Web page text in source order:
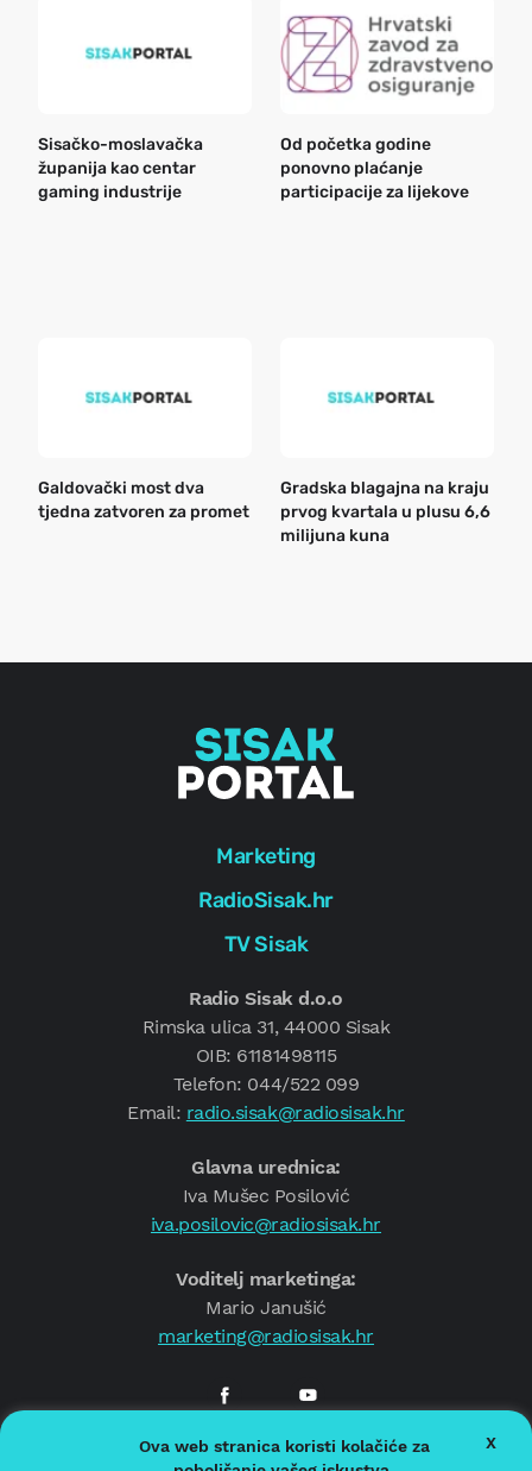
Sisačko-moslavačka
županija kao centar
gaming industrije
Od početka godine
ponovno plaćanje
participacije za lijekove
Galdovački most dva
tjedna zatvoren za promet
Gradska blagajna na kraju
prvog kvartala u plusu 6,6
milijuna kuna
Marketing
RadioSisak.hr
TV Sisak
Radio Sisak d.o.o
Rimska ulica 31, 44000 Sisak
OIB: 61181498115
Telefon: 044/522 099
Email: radio.sisak@radiosisak.hr
Glavna urednica:
Iva Mušec Posilović
iva.posilovic@radiosisak.hr
Voditelj marketinga:
Mario Janušić
marketing@radiosisak.hr
© 2026.Radio Sisak
Ova web stranica koristi kolačiće za
X